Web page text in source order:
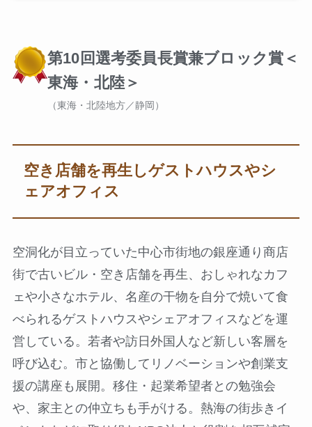
第10回選考委員長賞兼ブロック賞＜
東海・北陸＞
（東海・北陸地方／静岡）
空き店舗を再生しゲストハウスやシ
ェアオフィス
空洞化が目立っていた中心市街地の銀座通り商店
街で古いビル・空き店舗を再生、おしゃれなカフ
ェや小さなホテル、名産の干物を自分で焼いて食
べられるゲストハウスやシェアオフィスなどを運
営している。若者や訪日外国人など新しい客層を
呼び込む。市と協働してリノベーションや創業支
援の講座も展開。移住・起業希望者との勉強会
や、家主との仲立ちも手がける。熱海の街歩きイ